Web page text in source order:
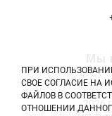
2026
ПРИ
СВОЕ СОГЛАСИЕ НА
ФАЙЛОВ В
ОТНОШЕНИИ